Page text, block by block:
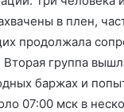
в плен,
продолжала
Вторая группа
баржах и
07:00 мск в